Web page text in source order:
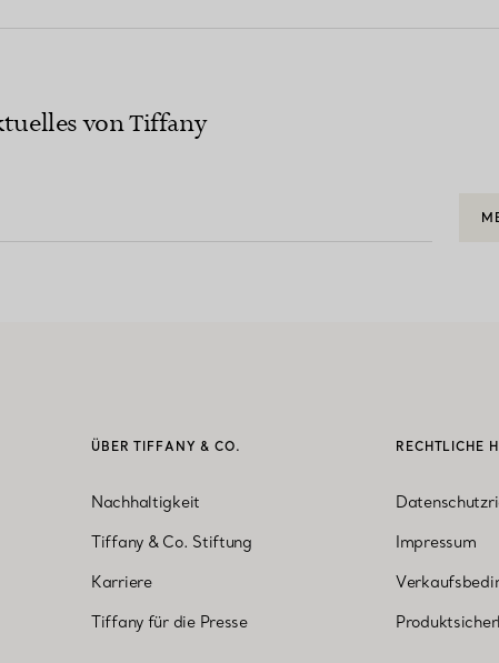
von Tiffany
ÜBER TIFFANY & CO.
Nachhaltigkeit
Tiffany & Co. Stiftung
Karriere
Tiffany für die Presse
RECHTLICHE
Impressum